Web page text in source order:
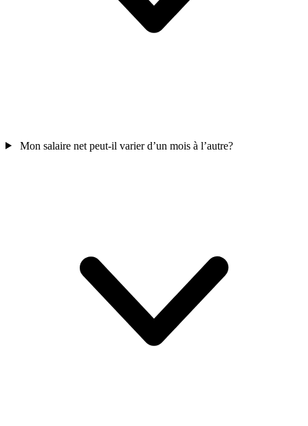
Mon salaire net peut-il varier d’un mois à l’autre?